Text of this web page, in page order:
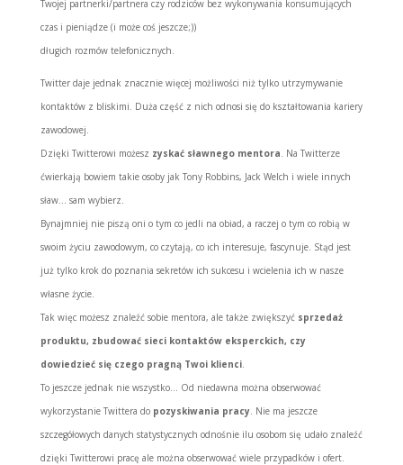
Twojej partnerki/partnera czy rodziców bez wykonywania konsumujących
czas i pieniądze (i może coś jeszcze;))
długich rozmów telefonicznych.
Twitter daje jednak znacznie więcej możliwości niż tylko utrzymywanie
kontaktów z bliskimi. Duża część z nich odnosi się do kształtowania kariery
zawodowej.
Dzięki Twitterowi możesz zyskać sławnego mentora. Na Twitterze
ćwierkają bowiem takie osoby jak Tony Robbins, Jack Welch i wiele innych
sław… sam wybierz.
Bynajmniej nie piszą oni o tym co jedli na obiad, a raczej o tym co robią w
swoim życiu zawodowym, co czytają, co ich interesuje, fascynuje. Stąd jest
już tylko krok do poznania sekretów ich sukcesu i wcielenia ich w nasze
własne życie.
Tak więc możesz znaleźć sobie mentora, ale także zwiększyć sprzedaż
produktu, zbudować sieci kontaktów eksperckich, czy
dowiedzieć się czego pragną Twoi klienci.
To jeszcze jednak nie wszystko… Od niedawna można obserwować
wykorzystanie Twittera do pozyskiwania pracy. Nie ma jeszcze
szczegółowych danych statystycznych odnośnie ilu osobom się udało znaleźć
dzięki Twitterowi pracę ale można obserwować wiele przypadków i ofert.